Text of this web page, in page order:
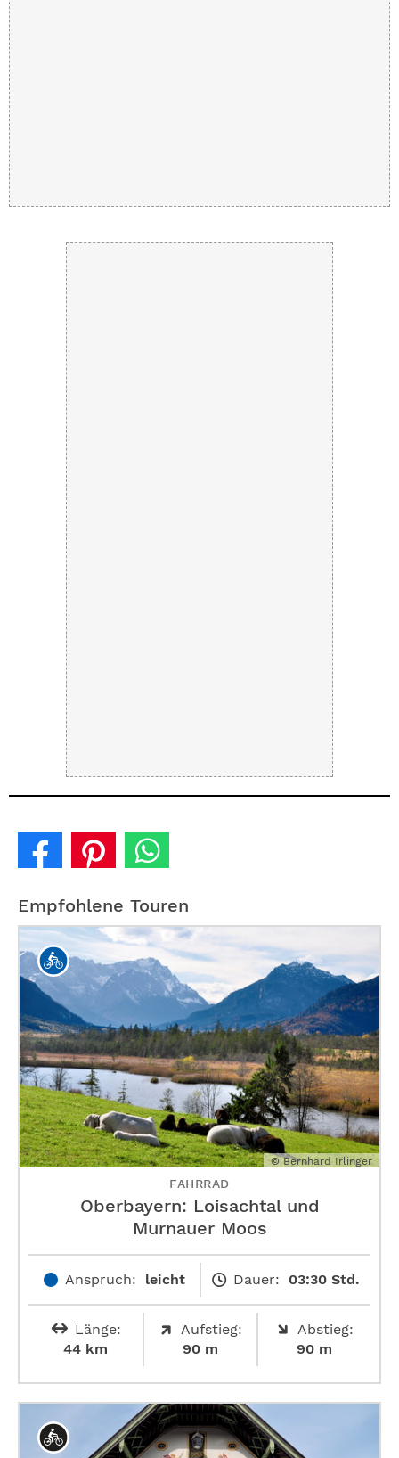
Empfohlene Touren
© Bernhard Irlinger
FAHRRAD
Oberbayern: Loisachtal und
Murnauer Moos
Anspruch: leicht Dauer: 03:30 Std.
Länge:
44 km
Aufstieg:
90 m
Abstieg:
90 m